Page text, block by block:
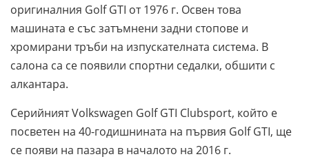
оригиналния Golf GTI от 1976 г. Освен това
машината е със затъмнени задни стопове и
хромирани тръби на изпускателната система. В
салона са се появили спортни седалки, обшити с
алкантара.
Серийният Volkswagen Golf GTI Clubsport, който е
посветен на 40-годишнината на първия Golf GTI, ще
се появи на пазара в началото на 2016 г.